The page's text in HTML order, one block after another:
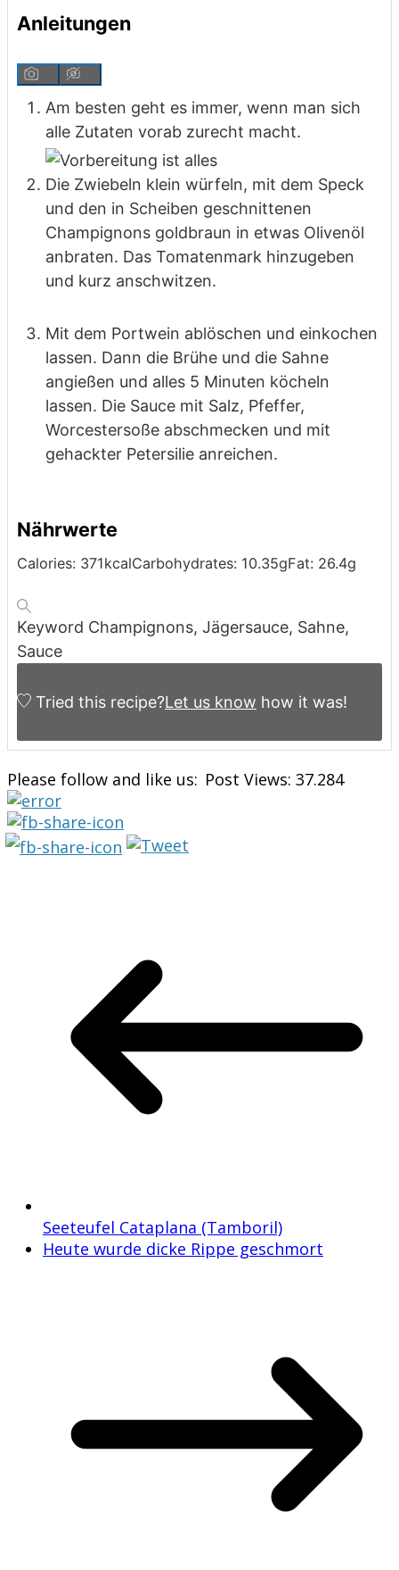
Anleitungen
Am besten geht es immer, wenn man sich
alle Zutaten vorab zurecht macht.
Die Zwiebeln klein würfeln, mit dem Speck
und den in Scheiben geschnittenen
Champignons goldbraun in etwas Olivenöl
anbraten. Das Tomatenmark hinzugeben
und kurz anschwitzen.
Mit dem Portwein ablöschen und einkochen
lassen. Dann die Brühe und die Sahne
angießen und alles 5 Minuten köcheln
lassen. Die Sauce mit Salz, Pfeffer,
Worcestersoße abschmecken und mit
gehackter Petersilie anreichen.
Nährwerte
Calories: 371kcalCarbohydrates: 10.35gFat: 26.4g
Keyword Champignons, Jägersauce, Sahne,
Sauce
Tried this recipe?Let us know how it was!
Please follow and like us: Post Views: 37.284
Seeteufel Cataplana (Tamboril)
Heute wurde dicke Rippe geschmort